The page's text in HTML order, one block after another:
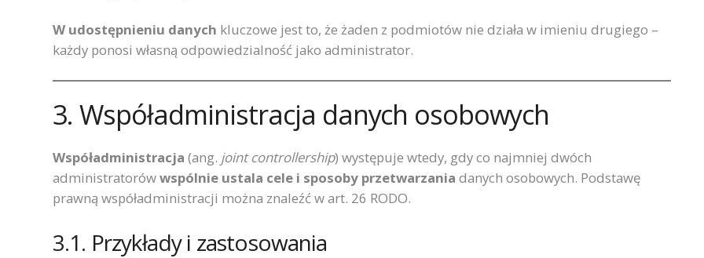
W udostępnieniu danych kluczowe jest to, że żaden z podmiotów nie działa w imieniu drugiego –
każdy ponosi własną odpowiedzialność jako administrator.
3. Współadministracja danych osobowych
Współadministracja (ang. joint controllership) występuje wtedy, gdy co najmniej dwóch
administratorówwspólnie ustala cele i sposoby przetwarzania danych osobowych. Podstawę
prawną współadministracji można znaleźć w art. 26 RODO.
3.1. Przykłady i zastosowania